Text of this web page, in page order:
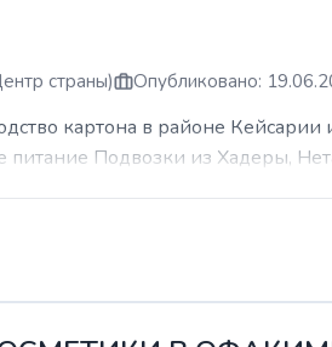
страны) Опубликовано:
картона в районе Кейсарии
питание Подвозки из Хадеры,